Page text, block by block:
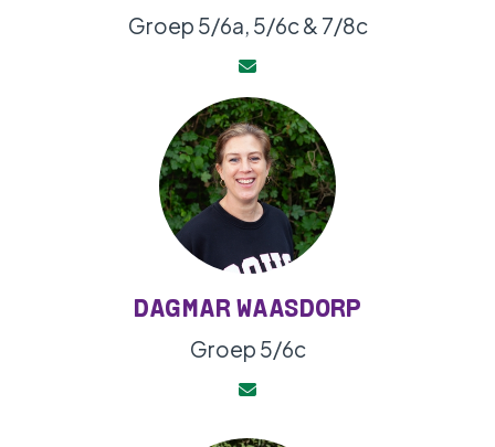
Groep 5/6a, 5/6c & 7/8c
DAGMAR WAASDORP
Groep 5/6c